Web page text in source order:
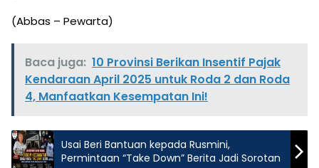
(Abbas – Pewarta)
Baca juga: 10 Provinsi Berikan Insentif Pajak
Kendaraan April 2025 untuk Roda 2 dan Roda
4, Manfaatkan Kesempatan Ini!
Usai Beri Bantuan kepada Rusmini,
Permintaan “Take Down” Berita Jadi Sorotan